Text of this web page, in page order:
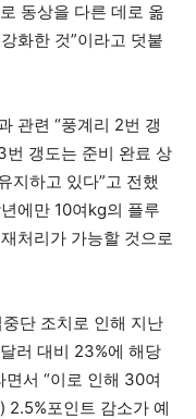
동상을 다른 데로 옮
화한 것”이라고 덧붙
관련 “풍계리 2번 갱
번 갱도는 준비 완료 상
지하고 있다”고 전했
에만 10여kg의 플루
처리가 가능할 것으로
단 조치로 인해 지난
러 대비 23%에 해당
서 “이로 인해 30여
2.5%포인트 감소가 예